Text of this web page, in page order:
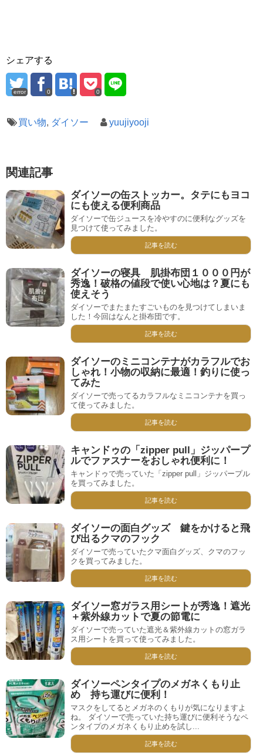
シェアする
error 0 0
買い物, ダイソー yuujiyooji
関連記事
ダイソーの缶ストッカー。タテにもヨコ
にも使える便利商品
ダイソーで缶ジュースを冷やすのに便利なグッズを
見つけて使ってみました。
記事を読む
ダイソーの寝具 肌掛布団１０００円が
秀逸！破格の値段で使い心地は？夏にも
使えそう
ダイソーでまたまたすごいものを見つけてしまいま
した！今回はなんと掛布団です。
記事を読む
ダイソーのミニコンテナがカラフルでお
しゃれ！小物の収納に最適！釣りに使っ
てみた
ダイソーで売ってるカラフルなミニコンテナを買っ
て使ってみました。
記事を読む
キャンドゥの「zipper pull」ジッパープ
ルでファスナーをおしゃれ便利に！
キャンドゥで売っていた「zipper pull」ジッパープル
を買ってみました。
記事を読む
ダイソーの面白グッズ 鍵をかけると飛
び出るクマのフック
ダイソーで売っていたクマ面白グッズ、クマのフッ
クを買ってみました。
記事を読む
ダイソー窓ガラス用シートが秀逸！遮光
＋紫外線カットで夏の節電に
ダイソーで売っていた遮光＆紫外線カットの窓ガラ
ス用シートを買って使ってみました。
記事を読む
ダイソーペンタイプのメガネくもり止
め 持ち運びに便利！
マスクをしてるとメガネのくもりが気になりますよ
ね。 ダイソーで売っていた持ち運びに便利そうなペ
ンタイプのメガネくもり止めを試し...
記事を読む